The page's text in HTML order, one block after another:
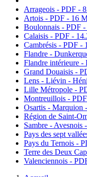
Arrageois - PDF -
Artois - PDF - 16
Boulonnais - PDF
Calaisis - PDF -
Cambrésis - PDF -
Flandre -
Flandre intérieure
Grand Douaisis -
Lens - Liévin -
Lille Métropole -
Montreuillois -
Osartis - Marquion
Région de Saint-
Sambre -
Pays des sept
Pays du Ternois -
Terre des Deux
Valenciennois -